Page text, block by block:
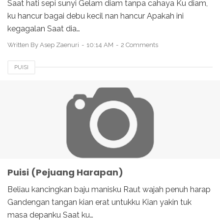
Saat hati sepi sunyi Gelam diam tanpa cahaya Ku diam,
ku hancur bagai debu kecil nan hancur Apakah ini
kegagalan Saat dia…
Written By Asep Zaenuri 10:14 AM 2 Comments
PUISI
Puisi (Pejuang Harapan)
Beliau kancingkan baju manisku Raut wajah penuh harap
Gandengan tangan kian erat untukku Kian yakin tuk
masa depanku Saat ku…